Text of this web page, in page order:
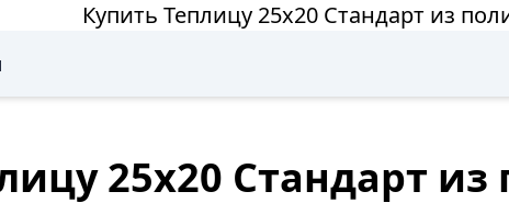
Купить Теплицу 25х20 Стандарт из
25х20 Стандарт